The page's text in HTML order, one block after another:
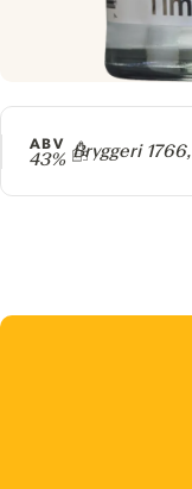
Producer
Bryggeri 1766,
ABV
43%